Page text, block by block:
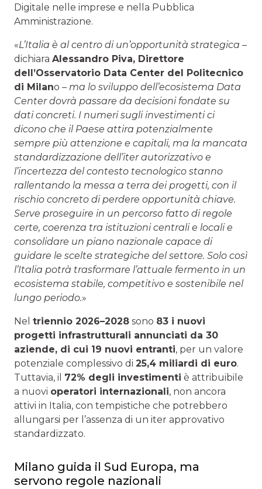
Digitale nelle imprese e nella Pubblica
Amministrazione.
«L’Italia è al centro di un’opportunità strategica –
dichiara Alessandro Piva, Direttore
dell’Osservatorio Data Center del Politecnico
di Milano – ma lo sviluppo dell’ecosistema Data
Center dovrà passare da decisioni fondate su
dati concreti. I numeri sugli investimenti ci
dicono che il Paese attira potenzialmente
sempre più attenzione e capitali, ma la mancata
standardizzazione dell’iter autorizzativo e
l’incertezza del contesto tecnologico stanno
rallentando la messa a terra dei progetti, con il
rischio concreto di perdere opportunità chiave.
Serve proseguire in un percorso fatto di regole
certe, coerenza tra istituzioni centrali e locali e
consolidare un piano nazionale capace di
guidare le scelte strategiche del settore. Solo così
l’Italia potrà trasformare l’attuale fermento in un
ecosistema stabile, competitivo e sostenibile nel
lungo periodo.»
Nel triennio 2026–2028 sono 83 i nuovi
progetti infrastrutturali annunciati da 30
aziende, di cui 19 nuovi entranti, per un valore
potenziale complessivo di 25,4 miliardi di euro.
Tuttavia, il 72% degli investimenti è attribuibile
a nuovi operatori internazionali, non ancora
attivi in Italia, con tempistiche che potrebbero
allungarsi per l’assenza di un iter approvativo
standardizzato.
Milano guida il Sud Europa, ma
servono regole nazionali